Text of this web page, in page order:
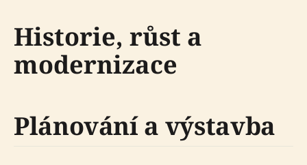
Historie, růst a
modernizace
Plánování a výstavba